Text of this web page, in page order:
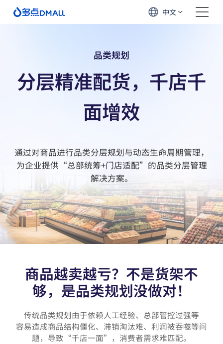
中文
品类规划
分层精准配货，千店千
面增效
通过对商品进行品类分层规划与动态生命周期管理，
为企业提供“总部统筹+门店适配”的品类分层管理
解决方案。
商品越卖越亏？不是货架不
够，是品类规划没做对！
传统品类规划由于依赖人工经验、总部管控过强等
容易造成商品结构僵化、滞销淘汰难、利润被吞噬等问
题，导致“千店一面”，消费者需求难匹配。